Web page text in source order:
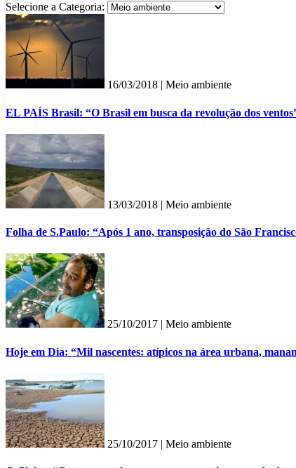
Selecione a Categoria:
16/03/2018 | Meio ambiente
EL PAÍS Brasil: “O Brasil em busca da revolução dos
13/03/2018 | Meio ambiente
Folha de S.Paulo: “Após 1 ano, transposição do São
25/10/2017 | Meio ambiente
Hoje em Dia: “Mil nascentes: atípicos na área urbana,
25/10/2017 | Meio ambiente